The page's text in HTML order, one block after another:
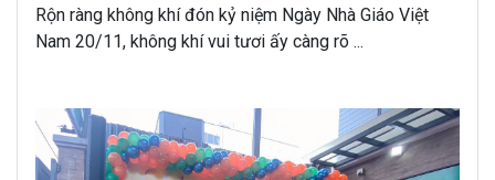
Rộn ràng không khí đón kỷ niệm Ngày Nhà Giáo Việt
Nam 20/11, không khí vui tươi ấy càng rõ ...